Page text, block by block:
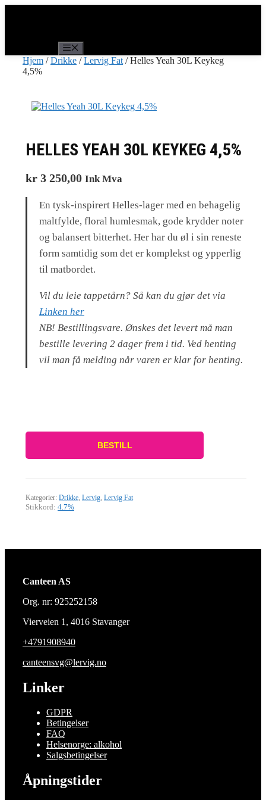
Hjem /Drikke /Lervig Fat / Helles Yeah 30L Keykeg
4,5%
HELLES YEAH 30L KEYKEG 4,5%
kr 3 250,00 Ink Mva
En tysk-inspirert Helles-lager med en behagelig
maltfylde, floral humlesmak, gode krydder noter
og balansert bitterhet. Her har du øl i sin reneste
form samtidig som det er komplekst og ypperlig
til matbordet.
Vil du leie tappetårn? Så kan du gjør det via
Linken her
NB! Bestillingsvare. Ønskes det levert må man
bestille levering 2 dager frem i tid. Ved henting
vil man få melding når varen er klar for henting.
BESTILL
Kategorier: Drikke Lervig Lervig Fat
Stikkord: 4.7%
Canteen AS
Org. nr: 925252158
Vierveien 1, 4016 Stavanger
+4791908940
canteensvg@lervig.no
Linker
GDPR
Betingelser
FAQ
Helsenorge: alkohol
Salgsbetingelser
Åpningstider